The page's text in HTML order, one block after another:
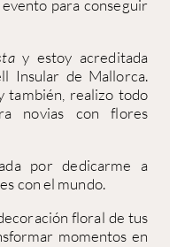
para conseguir
y estoy acreditada
Insular de Mallorca.
también, realizo todo
novias con flores
por dedicarme a
con el mundo.
floral de tus
momentos en